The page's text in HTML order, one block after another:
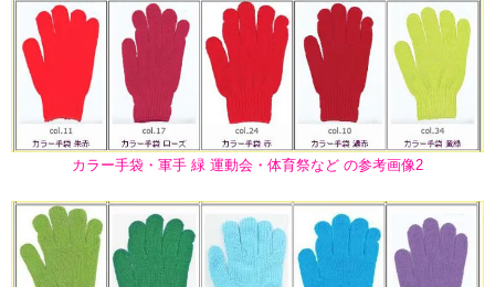
カラー手袋・軍手 緑 運動会・体育祭など の参考画像2